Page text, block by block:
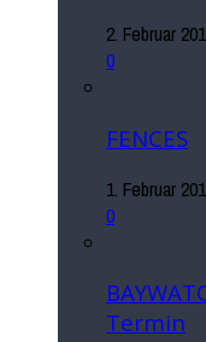
2. Februar
0
FENCES
1. Februar
0
Termin